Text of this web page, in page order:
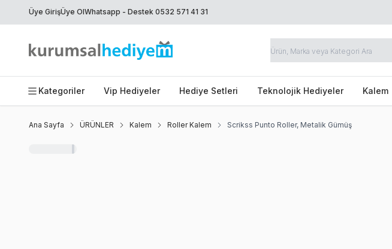
Üye GirişÜye OlWhatsapp - Destek 0532 571 41 31
Kategoriler Vip Hediyeler Hediye Setleri Teknolojik Hediyeler Kalem
Ana Sayfa ÜRÜNLER Kalem Roller Kalem Scrikss Punto Roller, Metalik Gümüş